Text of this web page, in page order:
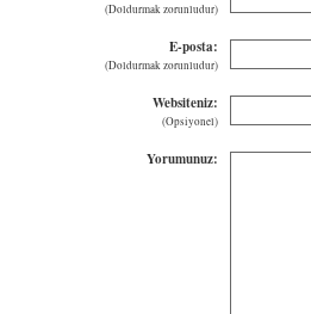
(Doldurmak zorunludur)
E-posta:
(Doldurmak zorunludur)
Websiteniz:
(Opsiyonel)
Yorumunuz: